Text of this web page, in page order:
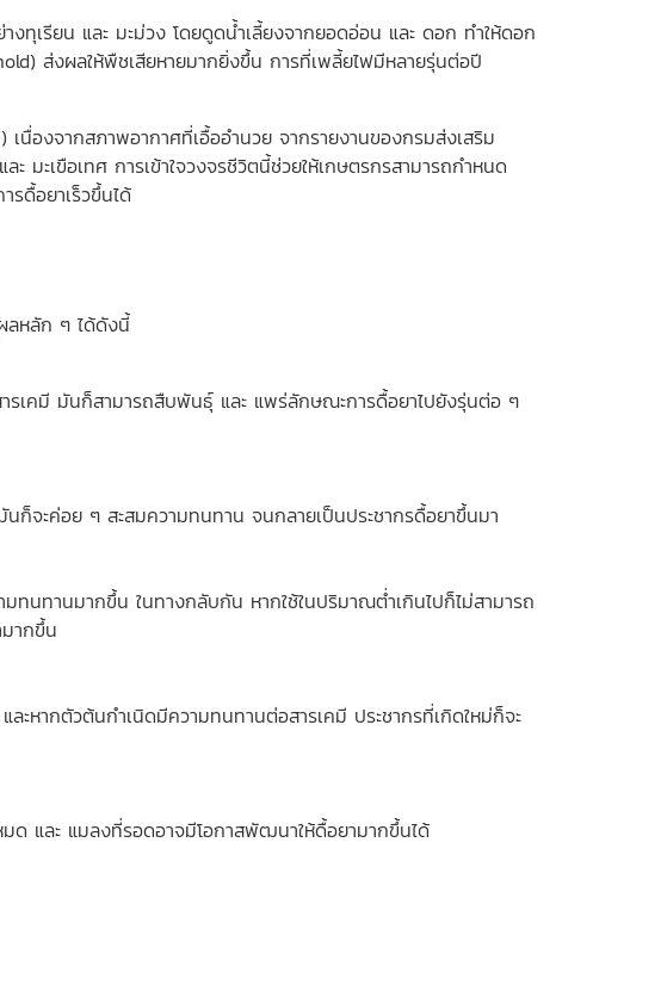
เรียน และ มะม่วง โดยดูดน้ำเลี้ยงจากยอดอ่อน และ ดอก ทำให้ดอก
ส่งผลให้พืชเสียหายมากยิ่งขึ้น การที่เพลี้ยไฟมีหลายรุ่นต่อปี
องจากสภาพอากาศที่เอื้ออำนวย จากรายงานของกรมส่งเสริม
ะเขือเทศ การเข้าใจวงจรชีวิตนี้ช่วยให้เกษตรกรสามารถกำหนด
รดื้อยาเร็วขึ้นได้
ลหลัก ๆ ได้ดังนี้
รเคมี มันก็สามารถสืบพันธุ์ และ แพร่ลักษณะการดื้อยาไปยังรุ่นต่อ ๆ
ก็จะค่อย ๆ สะสมความทนทาน จนกลายเป็นประชากรดื้อยาขึ้นมา
ทนทานมากขึ้น ในทางกลับกัน หากใช้ในปริมาณต่ำเกินไปก็ไม่สามารถ
ากขึ้น
ะหากตัวต้นกำเนิดมีความทนทานต่อสารเคมี ประชากรที่เกิดใหม่ก็จะ
ด และ แมลงที่รอดอาจมีโอกาสพัฒนาให้ดื้อยามากขึ้นได้